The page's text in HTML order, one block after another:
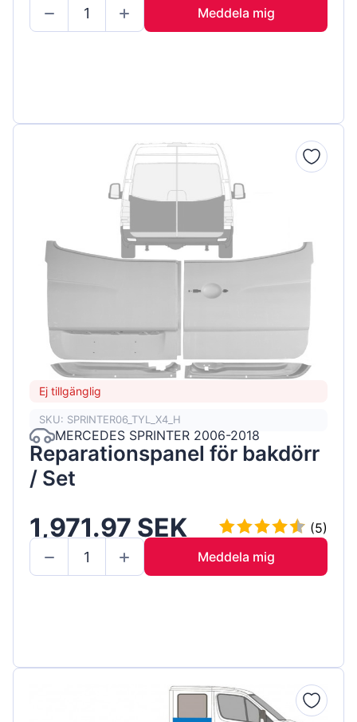
Meddela mig
Ej tillgänglig
SKU: SPRINTER06_TYL_X4_H
MERCEDES SPRINTER 2006-2018
Reparationspanel för bakdörr
/ Set
1,971.97 SEK
(5)
Meddela mig